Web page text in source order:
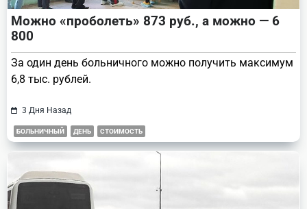
Можно «проболеть» 873 руб., а можно — 6
800
За один день больничного можно получить максимум
6,8 тыс. рублей.
3 Дня Назад
БОЛЬНИЧНЫЙ ДЕНЬ СТОИМОСТЬ